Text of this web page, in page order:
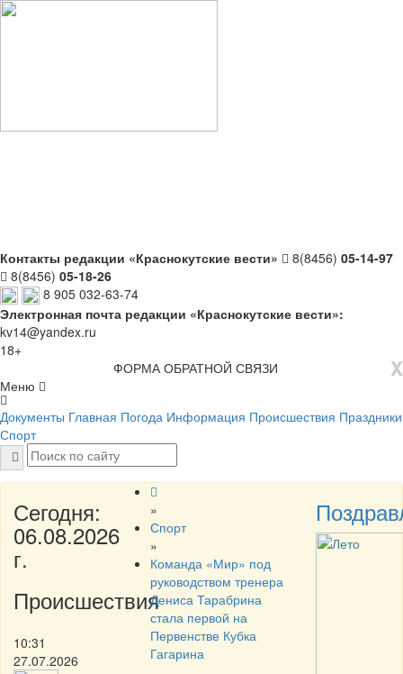
Контакты редакции «Краснокутские вести» 8(8456) 05-14-97
8(8456) 05-18-26
8 905 032-63-74
Электронная почта редакции «Краснокутские вести»:
kv14@yandex.ru
18+
X
ФОРМА ОБРАТНОЙ СВЯЗИ
Меню
Документы Главная Погода Информация Происшествия Праздники
Спорт
Сегодня:
06.08.2026
г.
Происшествия
10:31
27.07.2026
»
Спорт
»
Команда «Мир» под
руководством тренера
Дениса Тарабрина
стала первой на
Первенстве Кубка
Гагарина